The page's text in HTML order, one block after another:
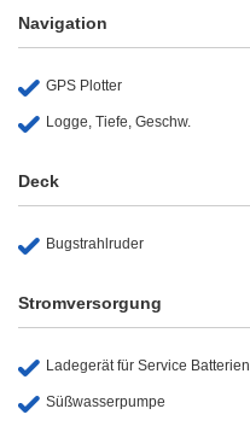
Navigation
GPS Plotter
Logge, Tiefe, Geschw.
Deck
Bugstrahlruder
Stromversorgung
Ladegerät für Service Batterien
Süßwasserpumpe